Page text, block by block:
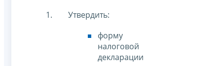
Утвердить:
форму
налоговой
декларации